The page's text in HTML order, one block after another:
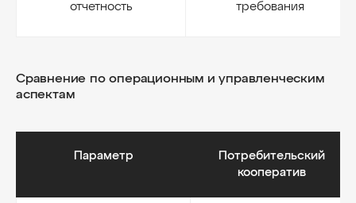
отчетность
требования
Сравнение по операционным и управленческим
аспектам
Параметр
Потребительский
кооператив